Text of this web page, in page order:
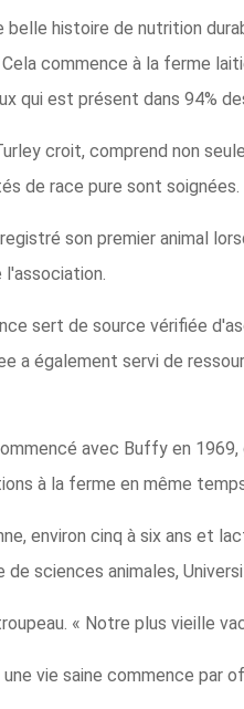
histoire de nutrition
commence à la ferme
est présent dans 94%
croit, comprend non
de race pure sont soignées.
son premier animal
sert de source vérifiée
a également servi de
avec Buffy en
à la ferme en même
environ cinq à six ans et
sciences animales,
« Notre plus vieille
vie saine commence